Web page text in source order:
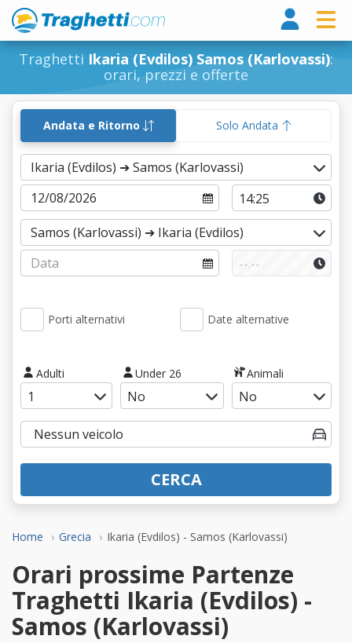
Traghetti Ikaria (Evdilos) Samos (Karlovassi):
orari, prezzi e offerte
Home Grecia Ikaria (Evdilos) - Samos (Karlovassi)
Andata e Ritorno Solo Andata
Porti alternativi Date alternative
Adulti Under 26 Animali
CERCA
Orari prossime Partenze
Traghetti Ikaria (Evdilos) -
Samos (Karlovassi)